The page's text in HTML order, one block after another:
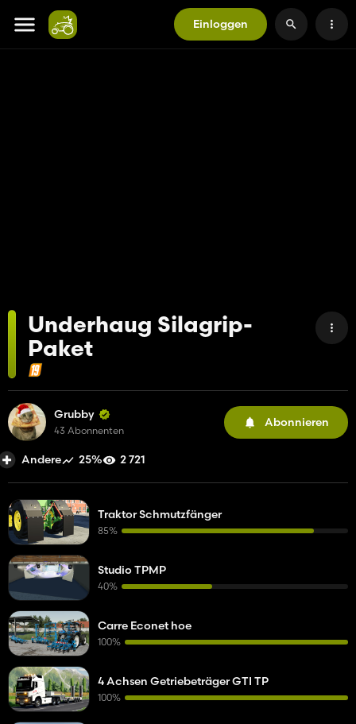
Einloggen
Underhaug Silagrip-
Paket
Grubby
43 Abonnenten
Abonnieren
Andere 25% 2 721
Traktor Schmutzfänger
85%
Studio TPMP
40%
Carre Econet hoe
100%
4 Achsen Getriebeträger GTI TP
100%